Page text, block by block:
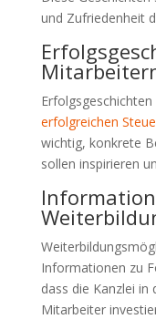
und Zufriedenheit
erfolgreichen
wichtig, konkrete
sollen inspirieren
Informationen zu
dass die Kanzlei in
Mitarbeiter